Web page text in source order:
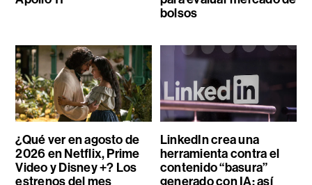
bolsos
¿Qué ver en agosto de
2026 en Netflix, Prime
Video y Disney +? Los
estrenos del mes
LinkedIn crea una
herramienta contra el
contenido “basura”
generado con IA: así